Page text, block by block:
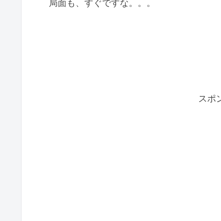
局面も、すぐですな。。。
スポ